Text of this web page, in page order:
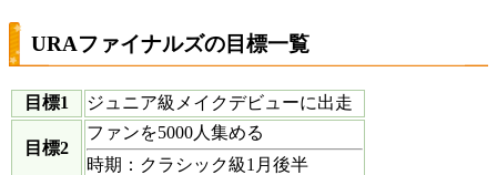
URAファイナルズの目標一覧
目標1 ジュニア級メイクデビューに出走
目標2
ファンを5000人集める
時期：クラシック級1月後半